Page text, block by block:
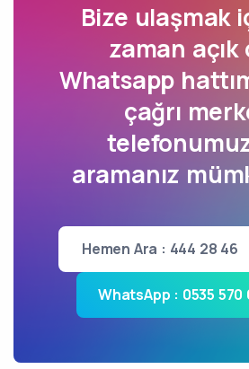
Bize ulaşmak
zaman açık
Whatsapp
çağrı
aramanız
Hemen Ara : 444 28 46
WhatsApp : 0535 570